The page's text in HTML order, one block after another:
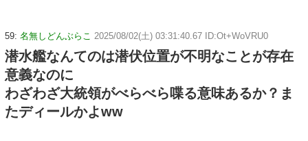
59: 名無しどんぶらこ 2025/08/02(土) 03:31:40.67 ID:Ot+WoVRU0
潜水艦なんてのは潜伏位置が不明なことが存在
意義なのに
わざわざ大統領がべらべら喋る意味あるか？ま
たディールかよww